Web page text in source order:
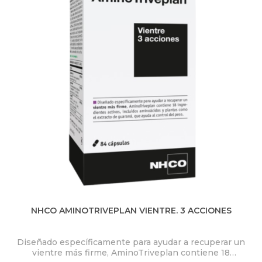
NHCO AMINOTRIVEPLAN VIENTRE. 3 ACCIONES
Diseñado específicamente para ayudar a recuperar un
vientre más firme, AminoTriveplan contiene 18